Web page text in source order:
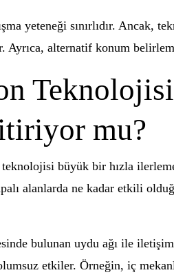
yeteneği sınırlıdır.
Ayrıca, alternatif konum
mu?
büyük bir hızla
alanlarda ne kadar etkili
bulunan uydu ağı ile
etkiler. Örneğin, iç